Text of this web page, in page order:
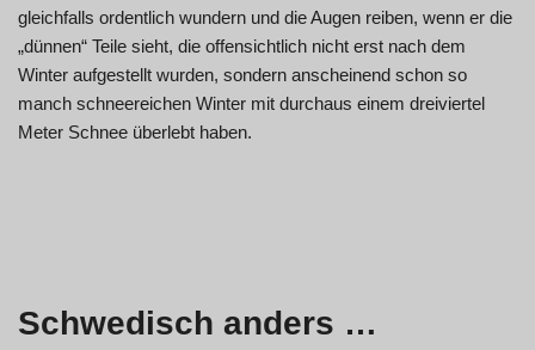
gleichfalls ordentlich wundern und die Augen reiben, wenn er die
„dünnen“ Teile sieht, die offensichtlich nicht erst nach dem
Winter aufgestellt wurden, sondern anscheinend schon so
manch schneereichen Winter mit durchaus einem dreiviertel
Meter Schnee überlebt haben.
Schwedisch anders …